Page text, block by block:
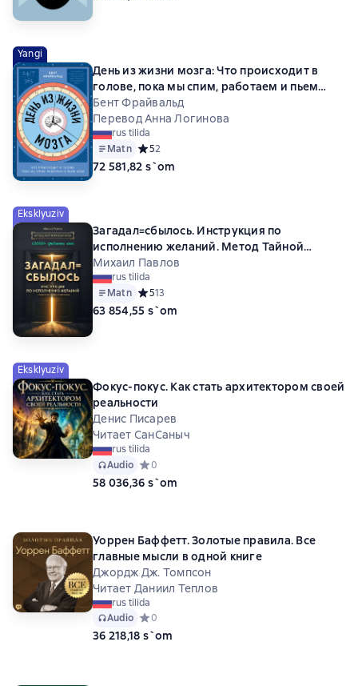
Yangi
День из жизни мозга: Что происходит в
голове, пока мы спим, работаем и пьем
кофе
Бент Фрайвальд
Перевод Анна Логинова
rus tilida
Matn Средний рейтинг 5 на основе 2 оценок
52
72 581,82 s`om
Eksklyuziv
Загадал=сбылось. Инструкция по
исполнению желаний. Метод Тайной
Комнаты
Михаил Павлов
rus tilida
Matn Средний рейтинг 5 на основе 13 оценок
513
63 854,55 s`om
Eksklyuziv
Фокус-покус. Как стать архитектором своей
реальности
Денис Писарев
Читает СанСаныч
rus tilida
Audio Средний рейтинг 0 на основе 0 оценок
0
58 036,36 s`om
Уоррен Баффетт. Золотые правила. Все
главные мысли в одной книге
Джордж Дж. Томпсон
Читает Даниил Теплов
rus tilida
Audio Средний рейтинг 0 на основе 0 оценок
0
36 218,18 s`om